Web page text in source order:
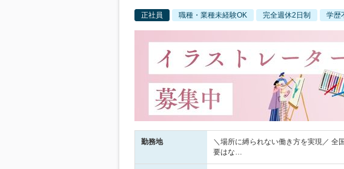
正社員 職種・業種未経験OK 完全週休2日制 学歴
勤務地
＼場所に縛られない働き方を実現／ 全
要はな…